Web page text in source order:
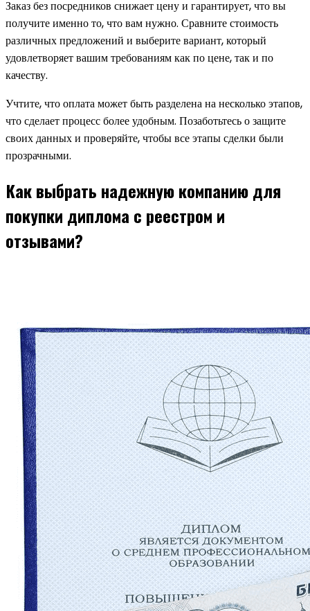
Заказ без посредников снижает цену и гарантирует, что вы
получите именно то, что вам нужно. Сравните стоимость
различных предложений и выберите вариант, который
удовлетворяет вашим требованиям как по цене, так и по
качеству.
Учтите, что оплата может быть разделена на несколько этапов,
что сделает процесс более удобным. Позаботьтесь о защите
своих данных и проверяйте, чтобы все этапы сделки были
прозрачными.
Как выбрать надежную компанию для
покупки диплома с реестром и
отзывами?